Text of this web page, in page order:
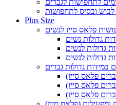
Plus Size
פלאס סייז לנשים
גדולות נשים
גדולות לנשים
גדולות לנשים
במידות גדולות גברים
פלאס סייז)
פלאס סייז)
פלאס סייז)